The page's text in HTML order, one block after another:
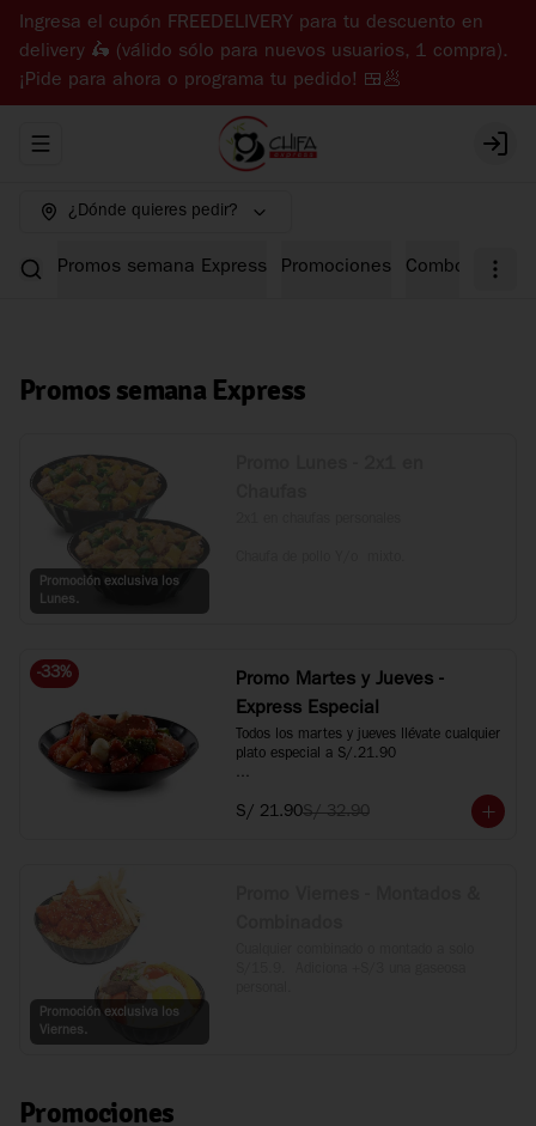
Ingresa el cupón FREEDELIVERY para tu descuento en
delivery 🛵 (válido sólo para nuevos usuarios, 1 compra).
¡Pide para ahora o programa tu pedido! 🍱🥟
Abrir menu de navegación Login
¿Dónde quieres pedir?
Promos semana Express Promociones Combos
Promos semana Express
Promoción exclusiva los
Lunes.
-33%
Promo Martes y Jueves -
Express Especial
Todos los martes y jueves llévate cualquier
plato especial a S/.21.90
Langostino Dinamita, Langostino con
S/ 21.90S/ 32.90
Promoción exclusiva los
Viernes.
Promociones